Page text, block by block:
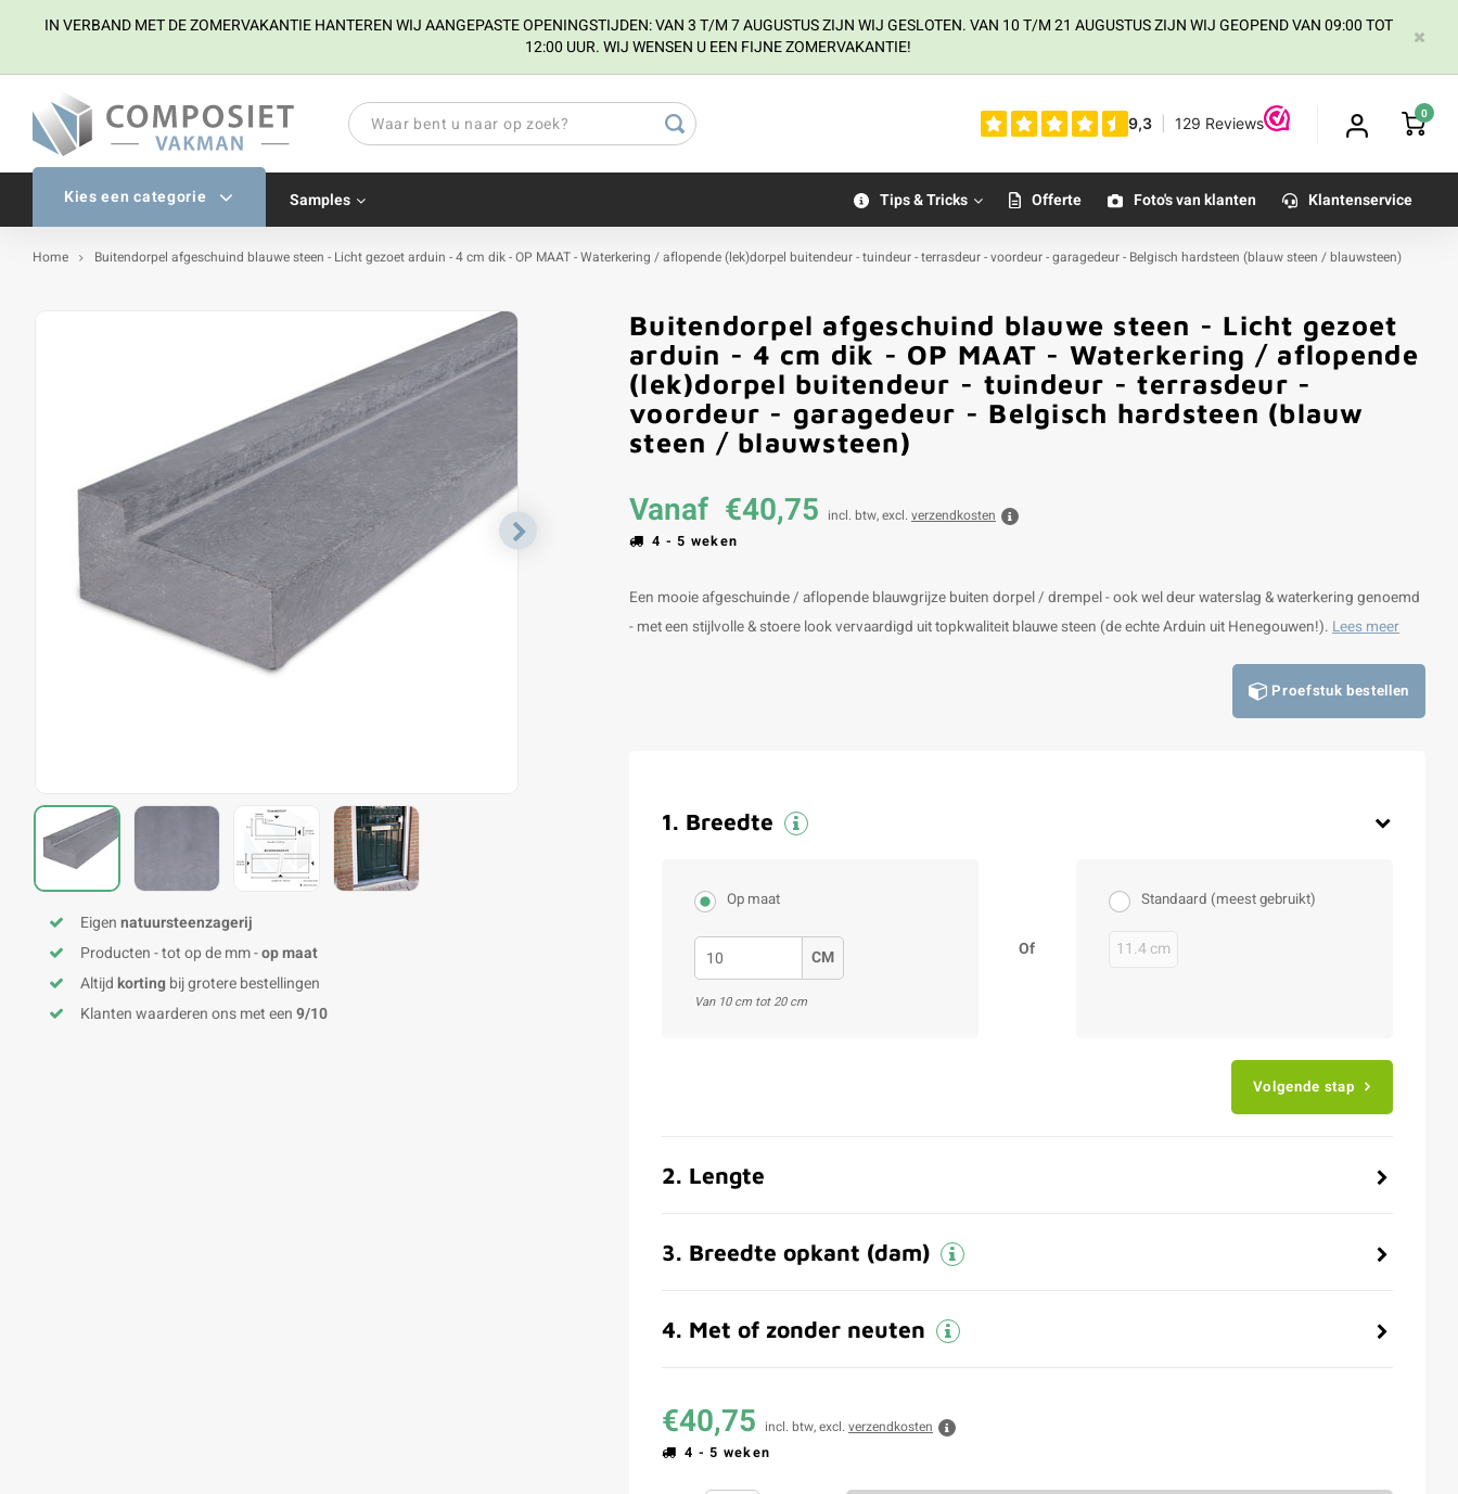
IN VERBAND MET DE ZOMERVAKANTIE HANTEREN WIJ AANGEPASTE OPENINGSTIJDEN: VAN 3 T/M 7 AUGUSTUS ZIJN WIJ GESLOTEN. VAN 10 T/M 21 AUGUSTUS ZIJN WIJ GEOPEND VAN 09:00 TOT
12:00 UUR. WIJ WENSEN U EEN FIJNE ZOMERVAKANTIE!
0
Kies een categorie Samples Tips & Tricks Offerte Foto's van klanten Klantenservice
Home Buitendorpel afgeschuind blauwe steen - Licht gezoet arduin - 4 cm dik - OP MAAT - Waterkering / aflopende (lek)dorpel buitendeur - tuindeur - terrasdeur - voordeur - garagedeur - Belgisch hardsteen (blauw steen / blauwsteen)
Eigennatuursteenzagerij
Producten - tot op de mm -op maat
Altijdkortingbij grotere bestellingen
Klanten waarderen ons met een9/10
Buitendorpel afgeschuind blauwe steen - Licht gezoet
arduin - 4 cm dik - OP MAAT - Waterkering / aflopende
(lek)dorpel buitendeur - tuindeur - terrasdeur -
voordeur - garagedeur - Belgisch hardsteen (blauw
steen / blauwsteen)
Vanaf €40,75 incl. btw, excl. verzendkosten
4 - 5 weken
Een mooie afgeschuinde / aflopende blauwgrijze buiten dorpel / drempel - ook wel deur waterslag & waterkering genoemd
- met een stijlvolle & stoere look vervaardigd uit topkwaliteit blauwe steen (de echte Arduin uit Henegouwen!). Lees meer
Proefstuk bestellen
1. Breedte
Op maat
CM
Van 10 cm tot 20 cm
Of
Standaard (meest gebruikt)
11.4 cm
Volgende stap
2. Lengte
3. Breedte opkant (dam)
4. Met of zonder neuten
€40,75 incl. btw, excl. verzendkosten
4 - 5 weken